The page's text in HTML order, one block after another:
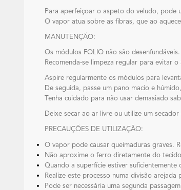
Para aperfeiçoar o aspeto do veludo, pode
O vapor atua sobre as fibras, que ao
MANUTENÇÃO:
Os módulos FOLIO não são desenfundáveis.
Recomenda-se limpeza regular para evitar
Aspire regularmente os módulos para
De seguida, passe um pano macio e
Tenha cuidado para não usar demasiado
Deixe secar ao ar livre ou utilize um secador
PRECAUÇÕES DE UTILIZAÇÃO:
O vapor pode causar queimaduras graves.
Não aproxime o ferro diretamente do
Quando a superfície estiver
Realize este processo numa divisão arejada
Pode ser necessária uma segunda